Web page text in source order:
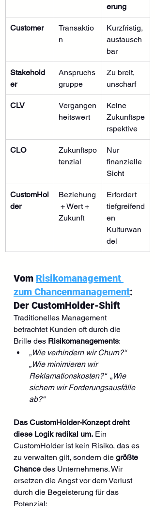
erung
Customer
Transaktio
n
Kurzfristig,
austausch
bar
Stakehold
er
Anspruchs
gruppe
Zu breit,
unscharf
CLV
Vergangen
heitswert
Keine
Zukunftspe
rspektive
CLO
Zukunftspo
tenzial
Nur
finanzielle
Sicht
CustomHol
der
Beziehung
+ Wert +
Zukunft
Erfordert
tiefgreifend
en
Kulturwan
del
Vom Risikomanagement
zum Chancenmanagement:
Der CustomHolder-Shift
Traditionelles Management
betrachtet Kunden oft durch die
Brille des Risikomanagements:
„Wie verhindern wir Churn?“
„Wie minimieren wir
Reklamationskosten?“ „Wie
sichern wir Forderungsausfälle
ab?“
Das CustomHolder-Konzept dreht
diese Logik radikal um. Ein
CustomHolder ist kein Risiko, das es
zu verwalten gilt, sondern die größte
Chance des Unternehmens. Wir
ersetzen die Angst vor dem Verlust
durch die Begeisterung für das
Potenzial: